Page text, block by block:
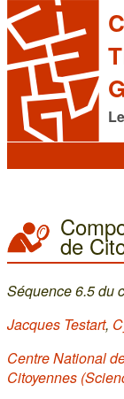
de
Séquence 6.5 du
Jacques Testart,
Centre National
Citoyennes